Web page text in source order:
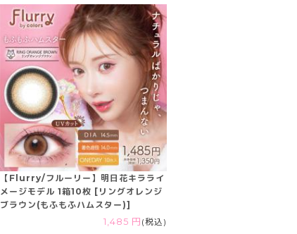
【Flurry/フルーリー】明日花キラライ
メージモデル 1箱10枚 [リングオレンジ
ブラウン(もふもふハムスター)]
1,485 円 (税込)